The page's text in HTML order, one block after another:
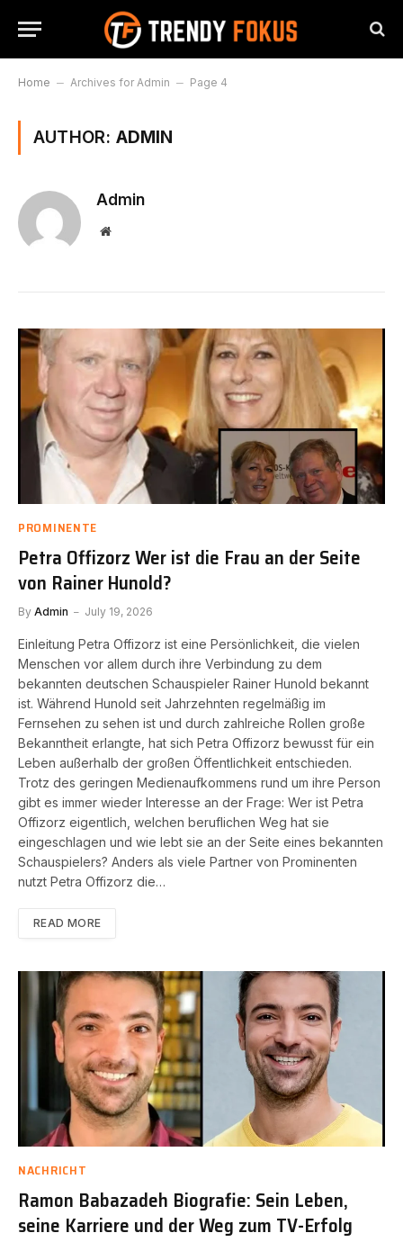
Home – Archives for Admin – Page 4
AUTHOR: ADMIN
Admin
Website
PROMINENTE
Petra Offizorz Wer ist die Frau an der Seite
von Rainer Hunold?
By Admin July 19, 2026
Einleitung Petra Offizorz ist eine Persönlichkeit, die vielen
Menschen vor allem durch ihre Verbindung zu dem
bekannten deutschen Schauspieler Rainer Hunold bekannt
ist. Während Hunold seit Jahrzehnten regelmäßig im
Fernsehen zu sehen ist und durch zahlreiche Rollen große
Bekanntheit erlangte, hat sich Petra Offizorz bewusst für ein
Leben außerhalb der großen Öffentlichkeit entschieden.
Trotz des geringen Medienaufkommens rund um ihre Person
gibt es immer wieder Interesse an der Frage: Wer ist Petra
Offizorz eigentlich, welchen beruflichen Weg hat sie
eingeschlagen und wie lebt sie an der Seite eines bekannten
Schauspielers? Anders als viele Partner von Prominenten
nutzt Petra Offizorz die…
READ MORE
NACHRICHT
Ramon Babazadeh Biografie: Sein Leben,
seine Karriere und der Weg zum TV-Erfolg